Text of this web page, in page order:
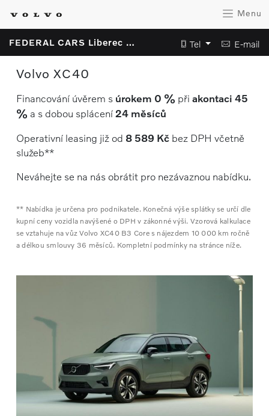
Menu
FEDERAL CARS Liberec s.r.o. Tel E-mail
Volvo XC40
Financování úvěrem s úrokem 0 % při akontaci 45
% a s dobou splácení 24 měsíců
Operativní leasing již od 8 589 Kčbez DPH včetně
služeb**
Neváhejte se na nás obrátit pro nezávaznou nabídku.
** Nabídka je určena pro podnikatele. Konečná výše splátky se určí dle
kupní ceny vozidla navýšené o DPH v zákonné výši. Vzorová kalkulace
se vztahuje na vůz Volvo XC40 B3 Core s nájezdem 10 000 km ročně
a délkou smlouvy 36 měsíců. Kompletní podmínky na stránce níže.